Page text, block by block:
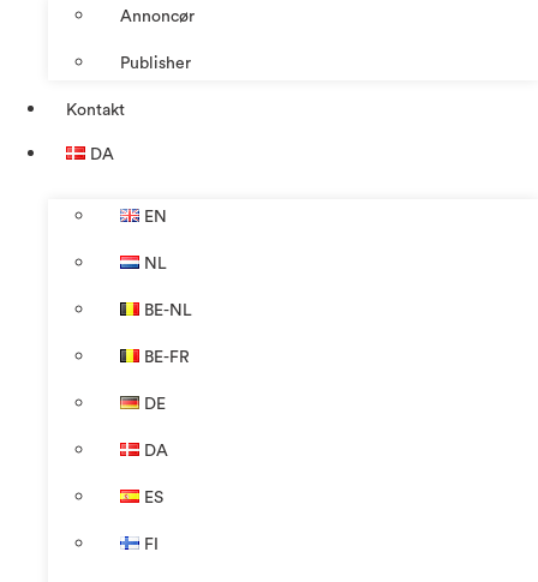
Annoncør
Publisher
Kontakt
DA
EN
NL
BE-NL
BE-FR
DE
DA
ES
FI